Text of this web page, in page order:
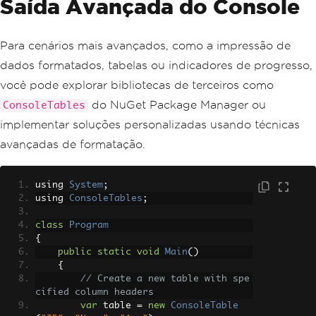
Saída Avançada do Console
Para cenários mais avançados, como a impressão de
dados formatados, tabelas ou indicadores de progresso,
você pode explorar bibliotecas de terceiros como
ConsoleTables
do NuGet Package Manager ou
implementar soluções personalizadas usando técnicas
avançadas de formatação.
using System;
using ConsoleTables ;
class
Program
{
public
static void Main()
{
// Create a new table with spe
cified column headers
var table = new
ConsoleTable